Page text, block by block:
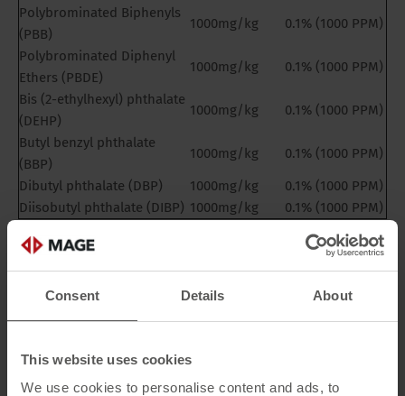
Consent Details About
This website uses cookies
We use cookies to personalise content and ads, to
Polybrominated Biphenyls
(PBB)
1000mg/kg
0.1% (1000 PPM)
Polybrominated Diphenyl
Ethers (PBDE)
1000mg/kg
0.1% (1000 PPM)
Bis (2-ethylhexyl) phthalate
(DEHP)
1000mg/kg
0.1% (1000 PPM)
Butyl benzyl phthalate
(BBP)
1000mg/kg
0.1% (1000 PPM)
Dibutyl phthalate (DBP)
1000mg/kg
0.1% (1000 PPM)
Diisobutyl phthalate (DIBP) 1000mg/kg 0.1% (1000 PPM)
Downloaden Sie die RoHS-Konformitätserklärung.
REACH-
Konformitätserklärung